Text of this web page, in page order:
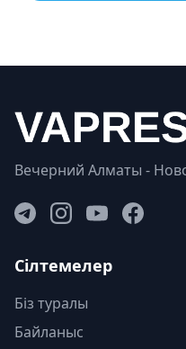
Вечерний Алматы -
Сілтемелер
Біз туралы
Байланыс